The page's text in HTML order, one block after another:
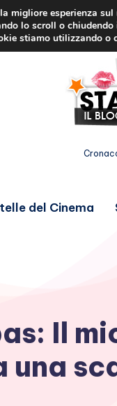
del Cinema
Il
una
migliore esperienza
lo scroll o
stiamo utilizzando